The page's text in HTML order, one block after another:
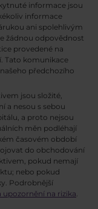
informace jsou
informace
ani spolehlivým
žádnou odpovědnost
provedené na
Tato komunikace
předchozího
jsou složité,
a nesou s sebou
a proto nejsou
měn podléhají
časovém období
do obchodování
pokud nemají
nebo pokud
Podrobnější
upozornění na rizika.